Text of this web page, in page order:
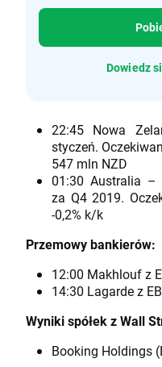
Dowiedz
22:45 Nowa
styczeń.
547 mln NZD
01:30 Australia –
za Q4 2019.
-0,2% k/k
Przemowy bankierów:
12:00 Makhlouf z
14:30 Lagarde z
Wyniki spółek z Wall
Booking Holdings